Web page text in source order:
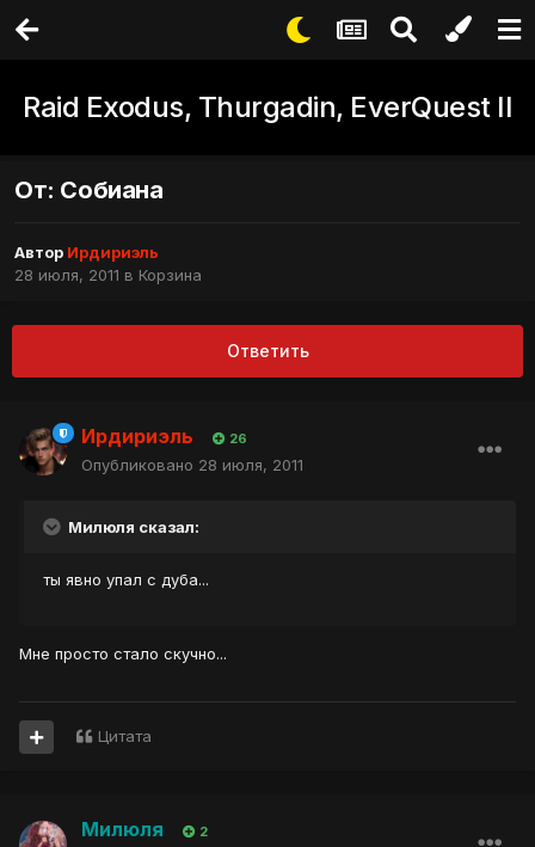
Raid Exodus, Thurgadin, EverQuest II
От: Собиана
Автор Ирдириэль
28 июля, 2011 в Корзина
Ответить
Ирдириэль 26
Опубликовано 28 июля, 2011
Милюля сказал:
ты явно упал с дуба...
Мне просто стало скучно...
Цитата
Милюля 2